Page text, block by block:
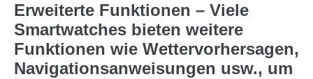
Erweiterte Funktionen – Viele
Smartwatches bieten weitere
Funktionen wie Wettervorhersagen,
Navigationsanweisungen usw., um